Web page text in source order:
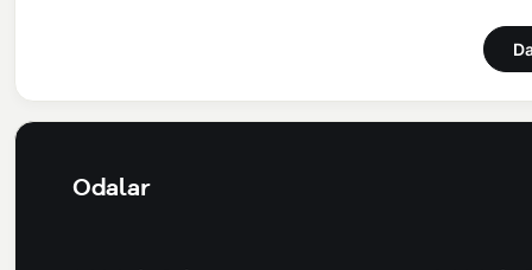
olduğu bölgelerde dönemsel olarak altyapı çalışmaları
Genel Özellikler
Odalar